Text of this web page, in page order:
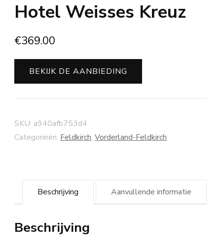
Hotel Weisses Kreuz
€369.00
BEKIJK DE AANBIEDING
SKU: a940afb753d4
Categorieën: Feldkirch, Vorderland-Feldkirch
Beschrijving Aanvullende informatie
Beschrijving